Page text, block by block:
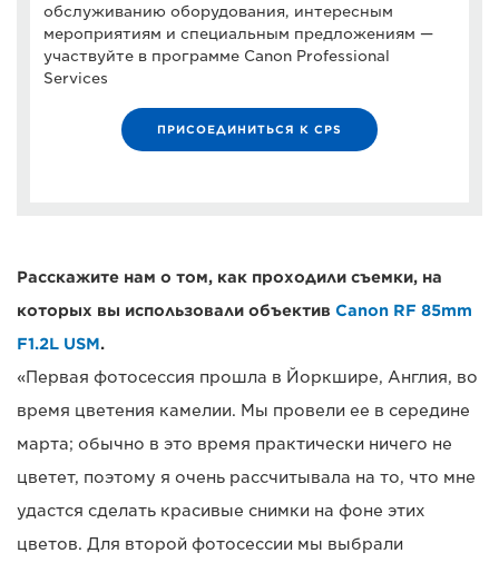
обслуживанию оборудования, интересным
мероприятиям и специальным предложениям —
участвуйте в программе Canon Professional
Services
ПРИСОЕДИНИТЬСЯ К CPS
Расскажите нам о том, как проходили съемки, на
которых вы использовали объектив Canon RF 85mm
F1.2L USM.
«Первая фотосессия прошла в Йоркшире, Англия, во
время цветения камелии. Мы провели ее в середине
марта; обычно в это время практически ничего не
цветет, поэтому я очень рассчитывала на то, что мне
удастся сделать красивые снимки на фоне этих
цветов. Для второй фотосессии мы выбрали